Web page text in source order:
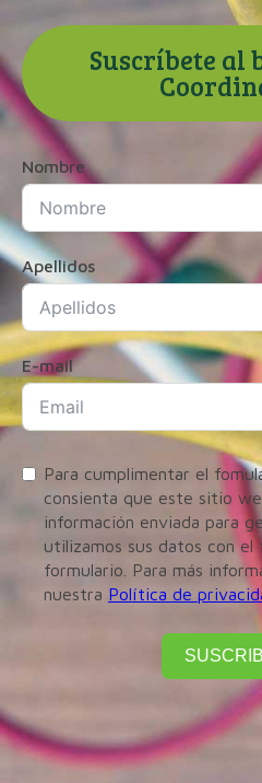
Suscríbete al
Nombre
Apellidos
E-mail
Para cumplimentar el
consienta que este sitio
información enviada para
utilizamos sus datos con
formulario. Para más
nuestra Política de